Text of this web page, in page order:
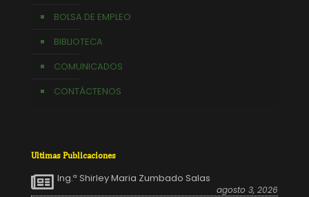
BOLSA DE EMPLEO
BIBLIOTECA
COMUNICADOS
CONTÁCTENOS
Ultimas Publicaciones
Ing.ª Shirley Maria Zumbado Salas
agosto 3, 2026